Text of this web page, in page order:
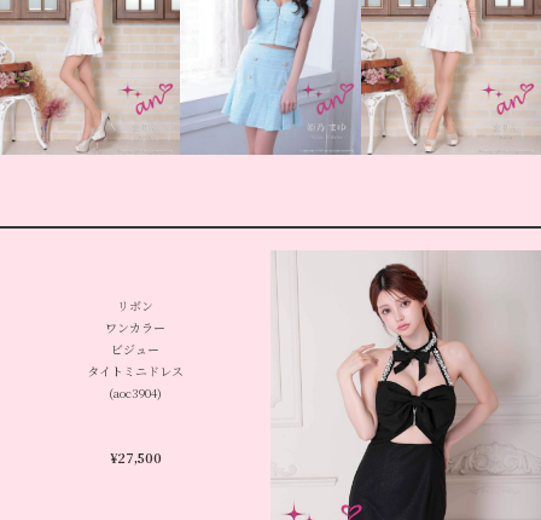
リボン
ワンカラー
ビジュー
タイトミニドレス
(aoc3904)
¥27,500